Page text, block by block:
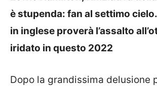
è stupenda: fan al settimo
in inglese proverà l’assalto
iridato in questo 2022
Dopo la grandissima delusione